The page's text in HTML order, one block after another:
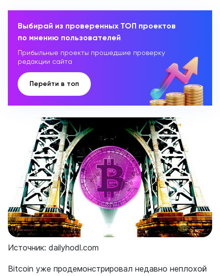
Выбирай из проверенных ТОП проектов
по мнению пользователей
Прибыльные проекты прошедшие проверку
редакции сайта
Перейти в топ
Источник: dailyhodl.com
Bitcoin уже продемонстрировал недавно неплохой